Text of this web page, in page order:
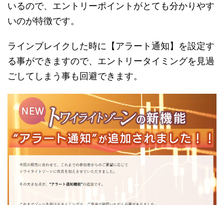
いるので、エントリーポイントがとても分かりやす
いのが特徴です。
ラインブレイクした時に【アラート通知】を設定す
る事ができますので、エントリータイミングを見過
ごしてしまう事も回避できます。